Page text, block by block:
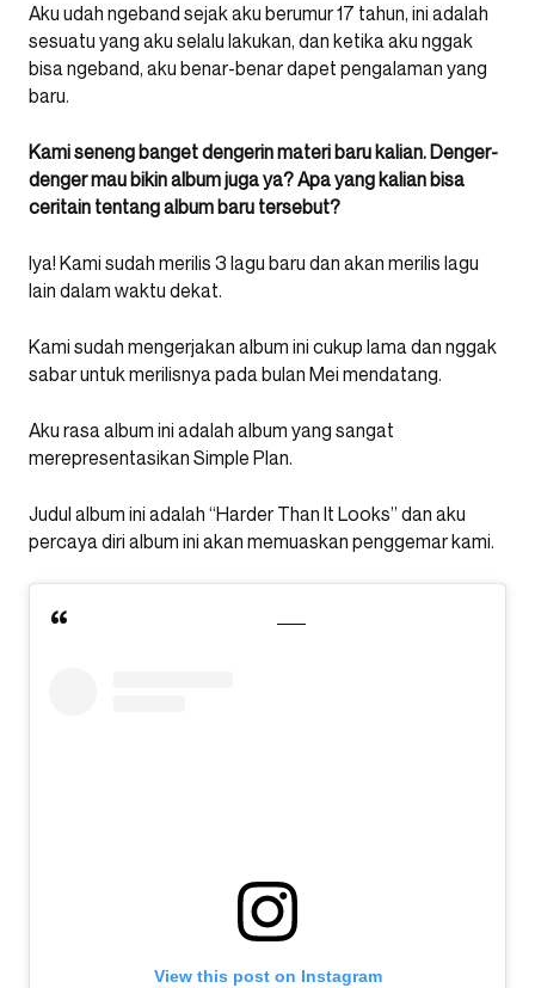
Aku udah ngeband sejak aku berumur 17 tahun, ini adalah
sesuatu yang aku selalu lakukan, dan ketika aku nggak
bisa ngeband, aku benar-benar dapet pengalaman yang
baru.
Kami seneng banget dengerin materi baru kalian. Denger-
denger mau bikin album juga ya? Apa yang kalian bisa
ceritain tentang album baru tersebut?
Iya! Kami sudah merilis 3 lagu baru dan akan merilis lagu
lain dalam waktu dekat.
Kami sudah mengerjakan album ini cukup lama dan nggak
sabar untuk merilisnya pada bulan Mei mendatang.
Aku rasa album ini adalah album yang sangat
merepresentasikan Simple Plan.
Judul album ini adalah “Harder Than It Looks” dan aku
percaya diri album ini akan memuaskan penggemar kami.
View this post on Instagram